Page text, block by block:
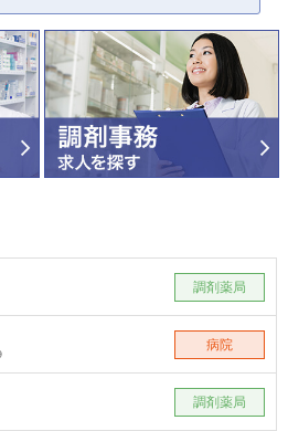
調剤薬局
病院
調剤薬局